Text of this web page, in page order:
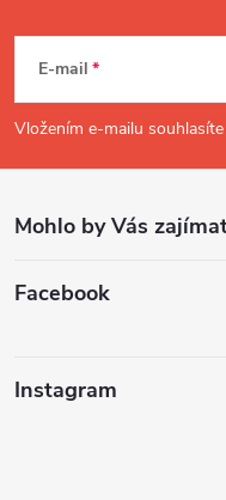
p
a
E-mail
Vložením e-mailu
Mohlo by Vás
Facebook
Instagram